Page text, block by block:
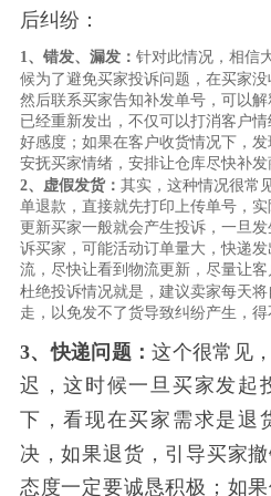
后纠纷：
1、错发、漏发： 针对此情况，相信
候为了避免买家投诉问题，在买家
然后联系买家告知补发单号，可以
已经重新发出，不仅可以打消客户
好感度；如果在客户收货情况下，
安抚买家情绪，安排让仓库尽快补发
2、虚假发货： 其实，这种情况很常
单退款，直接就先打印上传单号，
更新买家一般就会产生投诉，一旦
诉买家，可能活动订单量大，快递
流，尽快让看到物流更新，尽量让
杜绝投诉情况就是，建议卖家每天
走，以免发不了货导致纠纷产生，得
3、快递问题：这个很常见
迟，这时候一旦买家发起
下，看现在买家需求是退
决，如果退货，引导买家
态度一定要诚恳积极；如